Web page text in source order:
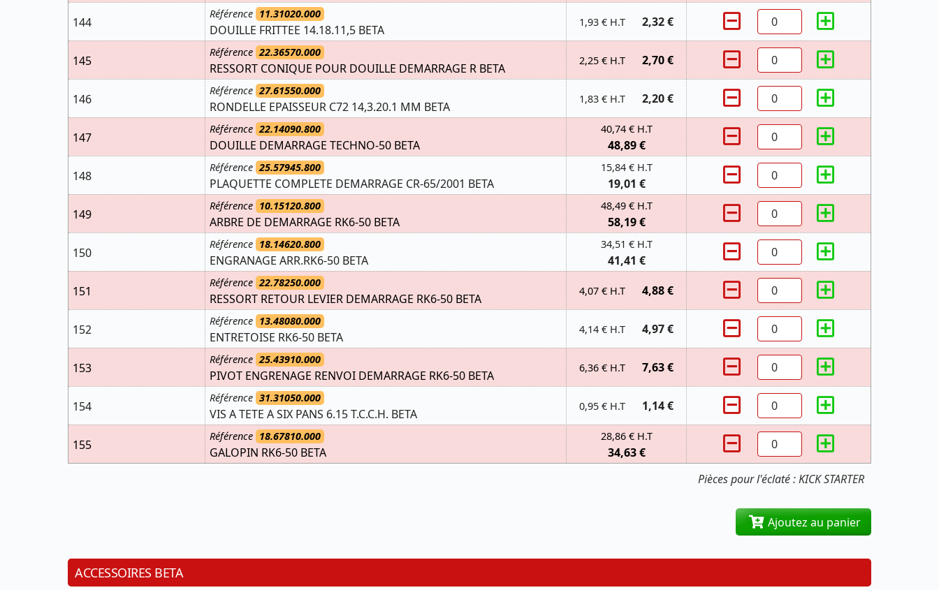
Pièces pour l'éclaté : KICK STARTER
144
Référence 11.31020.000
DOUILLE FRITTEE 14.18.11,5 BETA
1,93 € H.T 2,32 €
145
Référence 22.36570.000
RESSORT CONIQUE POUR DOUILLE DEMARRAGE R BETA
2,25 € H.T 2,70 €
146
Référence 27.61550.000
RONDELLE EPAISSEUR C72 14,3.20.1 MM BETA
1,83 € H.T 2,20 €
147
Référence 22.14090.800
DOUILLE DEMARRAGE TECHNO-50 BETA
40,74 € H.T
48,89 €
148
Référence 25.57945.800
PLAQUETTE COMPLETE DEMARRAGE CR-65/2001 BETA
15,84 € H.T
19,01 €
149
Référence 10.15120.800
ARBRE DE DEMARRAGE RK6-50 BETA
48,49 € H.T
58,19 €
150
Référence 18.14620.800
ENGRANAGE ARR.RK6-50 BETA
34,51 € H.T
41,41 €
151
Référence 22.78250.000
RESSORT RETOUR LEVIER DEMARRAGE RK6-50 BETA
4,07 € H.T 4,88 €
152
Référence 13.48080.000
ENTRETOISE RK6-50 BETA
4,14 € H.T 4,97 €
153
Référence 25.43910.000
PIVOT ENGRENAGE RENVOI DEMARRAGE RK6-50 BETA
6,36 € H.T 7,63 €
154
Référence 31.31050.000
VIS A TETE A SIX PANS 6.15 T.C.C.H. BETA
0,95 € H.T 1,14 €
155
Référence 18.67810.000
GALOPIN RK6-50 BETA
28,86 € H.T
34,63 €
Ajoutez au panier
ACCESSOIRES BETA